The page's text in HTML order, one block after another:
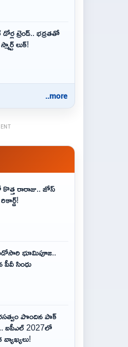
ట్రెండ్.. భద్రతతో
లుక్!
..more
కొత్త రారాజు.. జోస్
భూమిపూజ..
సింధు
పొందిన పాక్
ఐపీఎల్ 2027లో